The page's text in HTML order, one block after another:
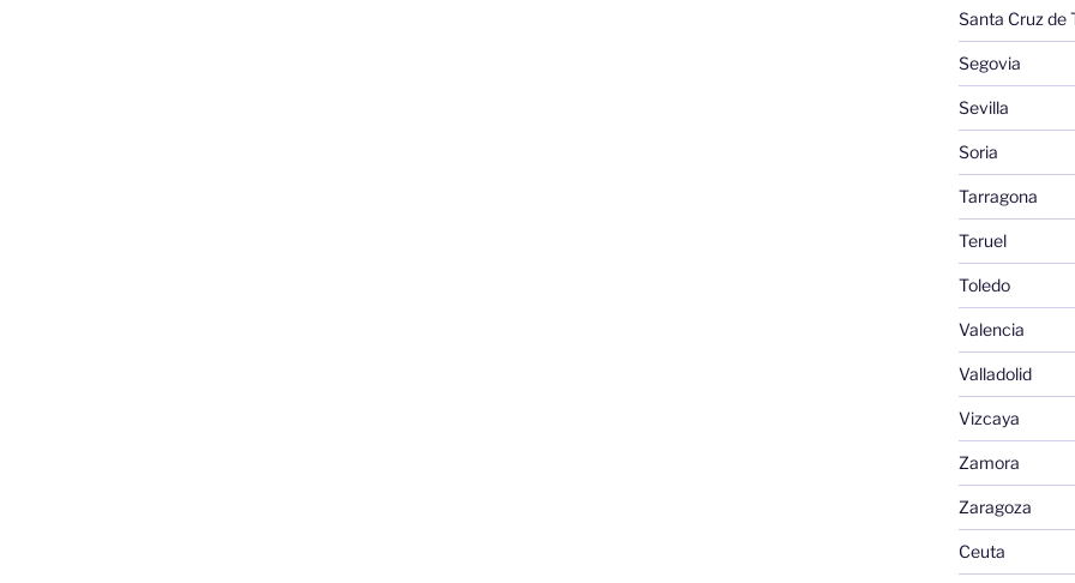
Santa Cruz de
Segovia
Sevilla
Soria
Tarragona
Teruel
Toledo
Valencia
Valladolid
Vizcaya
Zamora
Zaragoza
Ceuta